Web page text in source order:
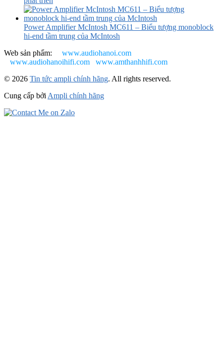
Power Amplifier McIntosh MC611 – Biểu tượng monoblock
hi-end tầm trung của McIntosh
Web sản phẩm: www.audiohanoi.com
www.audiohanoihifi.com
www.amthanhhifi.com
© 2026 Tin tức ampli chính hãng. All rights reserved.
Cung cấp bởi Ampli chính hãng